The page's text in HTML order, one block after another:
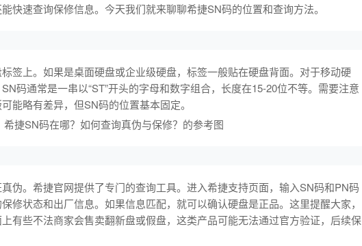
快速查询保修信息。今天我们就来聊聊希捷SN码的位置和查询方法。
上。如果是桌面硬盘或企业级硬盘，标签一般贴在硬盘背面。对于移动硬
码通常是一串以“ST”开头的字母和数字组合，长度在15-20位不等。需要注意
能略有差异，但SN码的位置基本固定。
。希捷官网提供了专门的查询工具。进入希捷支持页面，输入SN码和PN码
修状态和出厂信息。如果信息匹配，就可以确认硬盘是正品。这里提醒大家，
有些不法商家会售卖翻新盘或假盘，这类产品可能无法通过官方验证，后续保